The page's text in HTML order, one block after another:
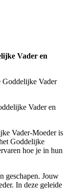
Vader en
Goddelijke Vader
Vader en
Vader-Moeder is
Goddelijke
hoe je in hun
geschapen. Jouw
In deze geleide